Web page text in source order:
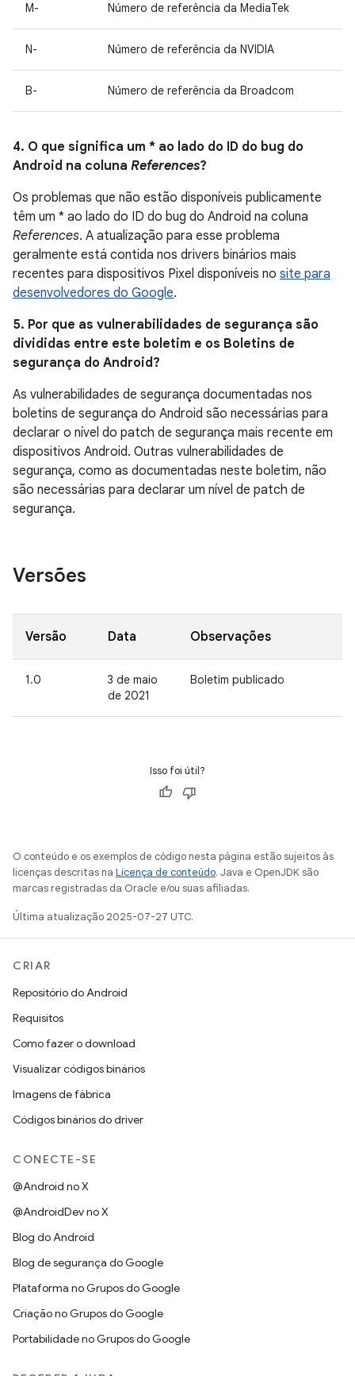
M- Número de referência da MediaTek
N- Número de referência da NVIDIA
B- Número de referência da Broadcom
4. O que significa um * ao lado do ID do bug do
Android na coluna References?
Os problemas que não estão disponíveis publicamente
têm um * ao lado do ID do bug do Android na coluna
References. A atualização para esse problema
geralmente está contida nos drivers binários mais
recentes para dispositivos Pixel disponíveis no site para
desenvolvedores do Google.
5. Por que as vulnerabilidades de segurança são
divididas entre este boletim e os Boletins de
segurança do Android?
As vulnerabilidades de segurança documentadas nos
boletins de segurança do Android são necessárias para
declarar o nível do patch de segurança mais recente em
dispositivos Android. Outras vulnerabilidades de
segurança, como as documentadas neste boletim, não
são necessárias para declarar um nível de patch de
segurança.
Versões
Versão Data Observações
1.0
3 de maio
de 2021
Boletim publicado
Isso foi útil?
O conteúdo e os exemplos de código nesta página estão sujeitos às
licenças descritas na Licença de conteúdo. Java e OpenJDK são
marcas registradas da Oracle e/ou suas afiliadas.
Última atualização 2025-07-27 UTC.
CRIAR
Repositório do Android
Requisitos
Como fazer o download
Visualizar códigos binários
Imagens de fábrica
Códigos binários do driver
CONECTE-SE
@Android no X
@AndroidDev no X
Blog do Android
Blog de segurança do Google
Plataforma no Grupos do Google
Criação no Grupos do Google
Portabilidade no Grupos do Google